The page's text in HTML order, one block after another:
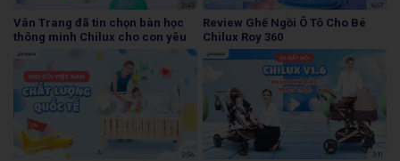
Vân Trang đã tin chọn bàn học
thông minh Chilux cho con yêu
Review Ghế Ngồi Ô Tô Cho Bé
Chilux Roy 360